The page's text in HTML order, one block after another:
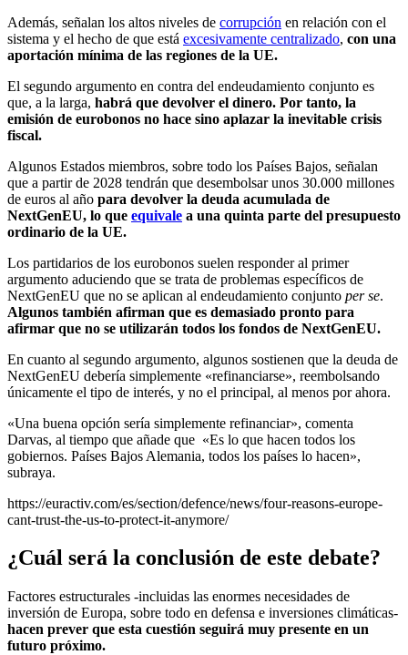
Además, señalan los altos niveles de corrupción en relación con el
sistema y el hecho de que está excesivamente centralizado, con una
aportación mínima de las regiones de la UE.
El segundo argumento en contra del endeudamiento conjunto es
que, a la larga, habrá que devolver el dinero. Por tanto, la
emisión de eurobonos no hace sino aplazar la inevitable crisis
fiscal.
Algunos Estados miembros, sobre todo los Países Bajos, señalan
que a partir de 2028 tendrán que desembolsar unos 30.000 millones
de euros al año para devolver la deuda acumulada de
NextGenEU, lo que equivale a una quinta parte del presupuesto
ordinario de la UE.
Los partidarios de los eurobonos suelen responder al primer
argumento aduciendo que se trata de problemas específicos de
NextGenEU que no se aplican al endeudamiento conjunto per se.
Algunos también afirman que es demasiado pronto para
afirmar que no se utilizarán todos los fondos de NextGenEU.
En cuanto al segundo argumento, algunos sostienen que la deuda de
NextGenEU debería simplemente «refinanciarse», reembolsando
únicamente el tipo de interés, y no el principal, al menos por ahora.
«Una buena opción sería simplemente refinanciar», comenta
Darvas, al tiempo que añade que «Es lo que hacen todos los
gobiernos. Países Bajos Alemania, todos los países lo hacen»,
subraya.
https://euractiv.com/es/section/defence/news/four-reasons-europe-
cant-trust-the-us-to-protect-it-anymore/
¿Cuál será la conclusión de este debate?
Factores estructurales -incluidas las enormes necesidades de
inversión de Europa, sobre todo en defensa e inversiones climáticas-
hacen prever que esta cuestión seguirá muy presente en un
futuro próximo.